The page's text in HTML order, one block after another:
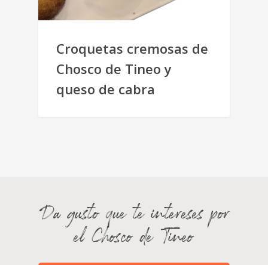
Croquetas cremosas de
Chosco de Tineo y
queso de cabra
Da gusto que te intereses por
el Chosco de Tineo